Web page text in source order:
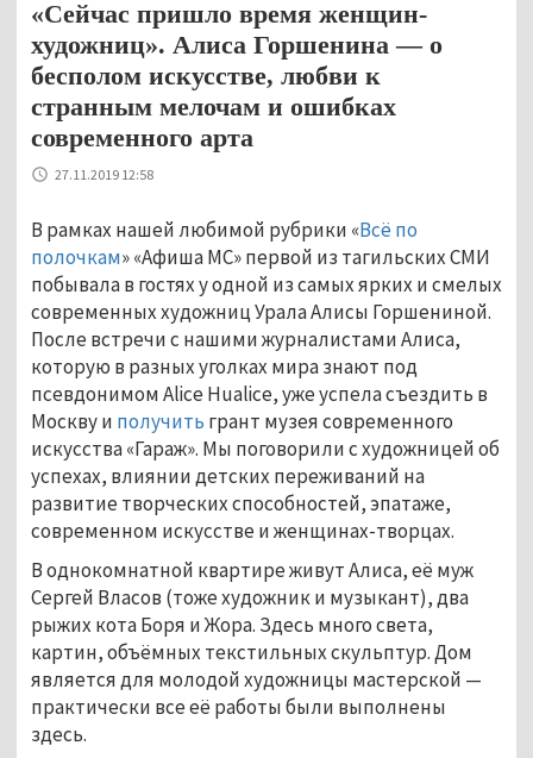
«Сейчас пришло время женщин-
художниц». Алиса Горшенина — о
бесполом искусстве, любви к
странным мелочам и ошибках
современного арта
27.11.2019 12:58
В рамках нашей любимой рубрики «Всё по
полочкам» «Афиша МС» первой из тагильских СМИ
побывала в гостях у одной из самых ярких и смелых
современных художниц Урала Алисы Горшениной.
После встречи с нашими журналистами Алиса,
которую в разных уголках мира знают под
псевдонимом Alice Hualice, уже успела съездить в
Москву и получить грант музея современного
искусства «Гараж». Мы поговорили с художницей об
успехах, влиянии детских переживаний на
развитие творческих способностей, эпатаже,
современном искусстве и женщинах-творцах.
В однокомнатной квартире живут Алиса, её муж
Сергей Власов (тоже художник и музыкант), два
рыжих кота Боря и Жора. Здесь много света,
картин, объёмных текстильных скульптур. Дом
является для молодой художницы мастерской —
практически все её работы были выполнены
здесь.